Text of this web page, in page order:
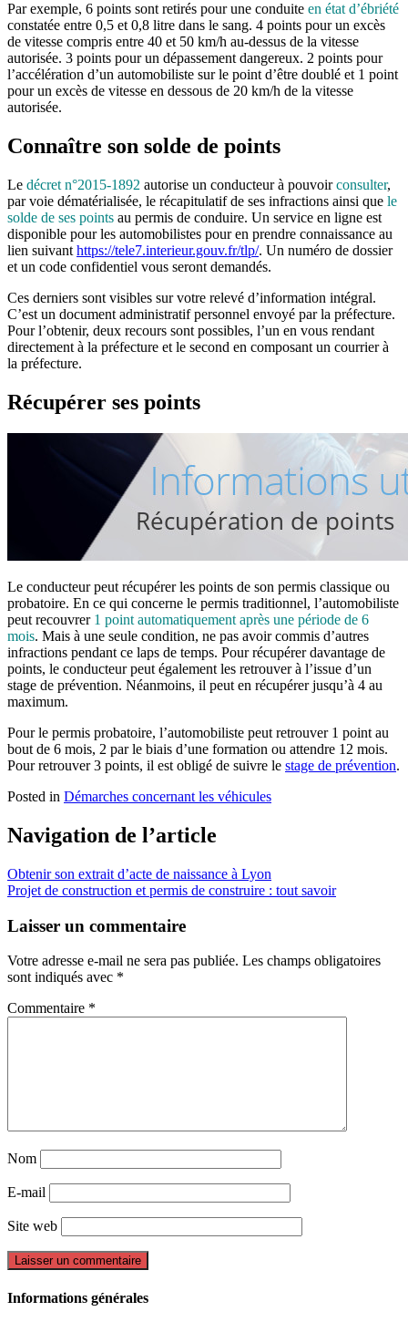
Par exemple, 6 points sont retirés pour une conduite en état d’ébriété
constatée entre 0,5 et 0,8 litre dans le sang. 4 points pour un excès
de vitesse compris entre 40 et 50 km/h au-dessus de la vitesse
autorisée. 3 points pour un dépassement dangereux. 2 points pour
l’accélération d’un automobiliste sur le point d’être doublé et 1 point
pour un excès de vitesse en dessous de 20 km/h de la vitesse
autorisée.
Connaître son solde de points
Le décret n°2015-1892 autorise un conducteur à pouvoirconsulter,
par voie dématérialisée, le récapitulatif de ses infractions ainsi que le
solde de ses points au permis de conduire. Un service en ligne est
disponible pour les automobilistes pour en prendre connaissance au
lien suivant https://tele7.interieur.gouv.fr/tlp/. Un numéro de dossier
et un code confidentiel vous seront demandés.
Ces derniers sont visibles sur votre relevé d’information intégral.
C’est un document administratif personnel envoyé par la préfecture.
Pour l’obtenir, deux recours sont possibles, l’un en vous rendant
directement à la préfecture et le second en composant un courrier à
la préfecture.
Récupérer ses points
Le conducteur peut récupérer les points de son permis classique ou
probatoire. En ce qui concerne le permis traditionnel, l’automobiliste
peut recouvrer 1 point automatiquement après une période de 6
mois. Mais à une seule condition, ne pas avoir commis d’autres
infractions pendant ce laps de temps. Pour récupérer davantage de
points, le conducteur peut également les retrouver à l’issue d’un
stage de prévention. Néanmoins, il peut en récupérer jusqu’à 4 au
maximum.
Pour le permis probatoire, l’automobiliste peut retrouver 1 point au
bout de 6 mois, 2 par le biais d’une formation ou attendre 12 mois.
Pour retrouver 3 points, il est obligé de suivre le stage de prévention.
Posted in Démarches concernant les véhicules
Navigation de l’article
Obtenir son extrait d’acte de naissance à Lyon
Projet de construction et permis de construire : tout savoir
Laisser un commentaire
Votre adresse e-mail ne sera pas publiée. Les champs obligatoires
sont indiqués avec *
Commentaire *
Nom
E-mail
Site web
Informations générales